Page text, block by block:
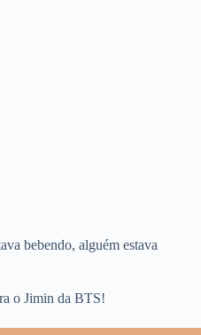
bebendo, alguém estava
o Jimin da BTS!